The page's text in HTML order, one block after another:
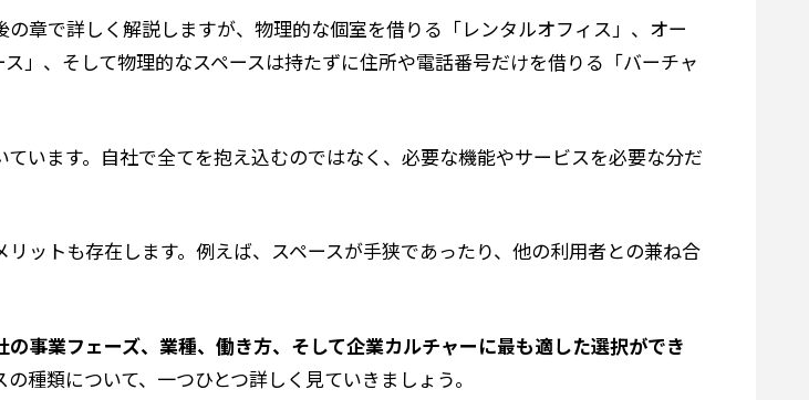
章で詳しく解説しますが、物理的な個室を借りる「レンタルオフィス」、オー
」、そして物理的なスペースは持たずに住所や電話番号だけを借りる「バーチャ
ています。自社で全てを抱え込むのではなく、必要な機能やサービスを必要な分だ
ットも存在します。例えば、スペースが手狭であったり、他の利用者との兼ね合
事業フェーズ、業種、働き方、そして企業カルチャーに最も適した選択ができ
種類について、一つひとつ詳しく見ていきましょう。